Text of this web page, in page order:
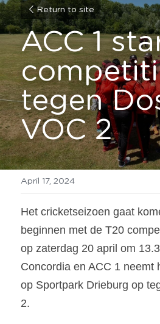
Return to site
ACC 1
tegen
VOC 2
April 17, 2024
Het cricketseizoen gaat
beginnen met de T20
op zaterdag 20 april om
Concordia en ACC 1 neemt
op Sportpark Drieburg op
2.